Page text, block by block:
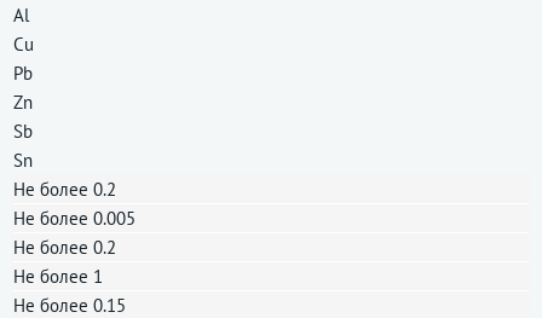
Al
Cu
Pb
Zn
Sb
Sn
Не более 0.2
Не более 0.005
Не более 0.2
Не более 1
Не более 0.15